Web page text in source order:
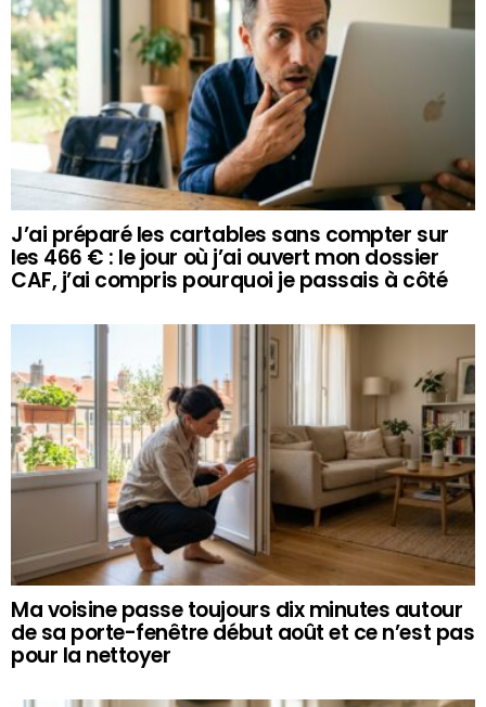
J’ai préparé les cartables sans compter sur
les 466 € : le jour où j’ai ouvert mon dossier
CAF, j’ai compris pourquoi je passais à côté
Ma voisine passe toujours dix minutes autour
de sa porte-fenêtre début août et ce n’est pas
pour la nettoyer